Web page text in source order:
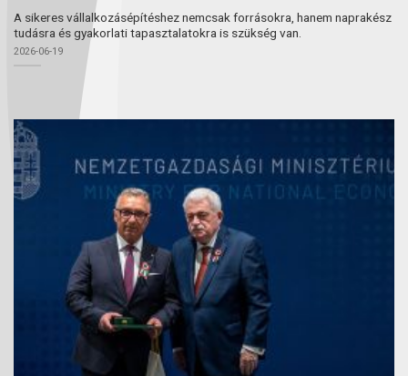
A sikeres vállalkozásépítéshez nemcsak forrásokra, hanem naprakész
tudásra és gyakorlati tapasztalatokra is szükség van.
2026-06-19